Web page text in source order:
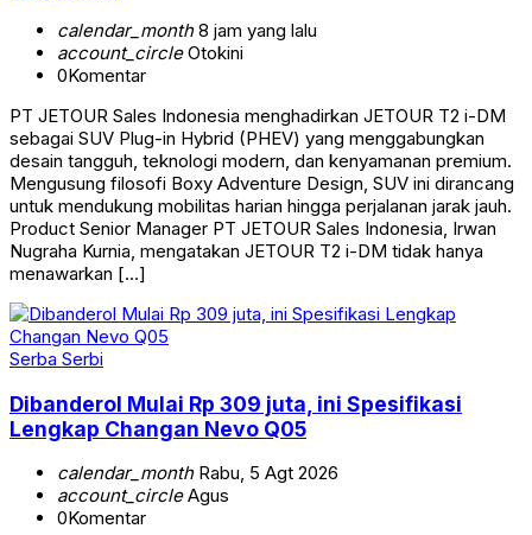
calendar_month8 jam yang lalu
account_circleOtokini
0Komentar
PT JETOUR Sales Indonesia menghadirkan JETOUR T2 i-DM
sebagai SUV Plug-in Hybrid (PHEV) yang menggabungkan
desain tangguh, teknologi modern, dan kenyamanan premium.
Mengusung filosofi Boxy Adventure Design, SUV ini dirancang
untuk mendukung mobilitas harian hingga perjalanan jarak jauh.
Product Senior Manager PT JETOUR Sales Indonesia, Irwan
Nugraha Kurnia, mengatakan JETOUR T2 i-DM tidak hanya
menawarkan […]
Serba Serbi
Dibanderol Mulai Rp 309 juta, ini Spesifikasi
Lengkap Changan Nevo Q05
calendar_monthRabu, 5 Agt 2026
account_circleAgus
0Komentar